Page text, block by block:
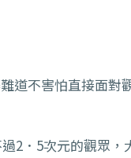
道不害怕直接面對
2．5次元的觀眾，